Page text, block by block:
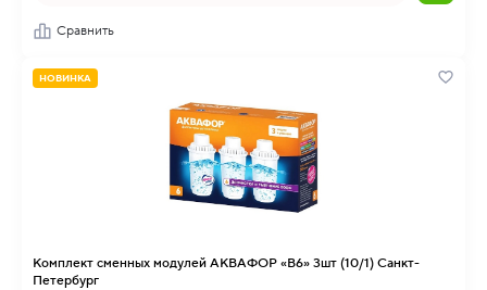
Сравнить
НОВИНКА
Комплект сменных модулей АКВАФОР «В6» 3шт (10/1) Санкт-
Петербург